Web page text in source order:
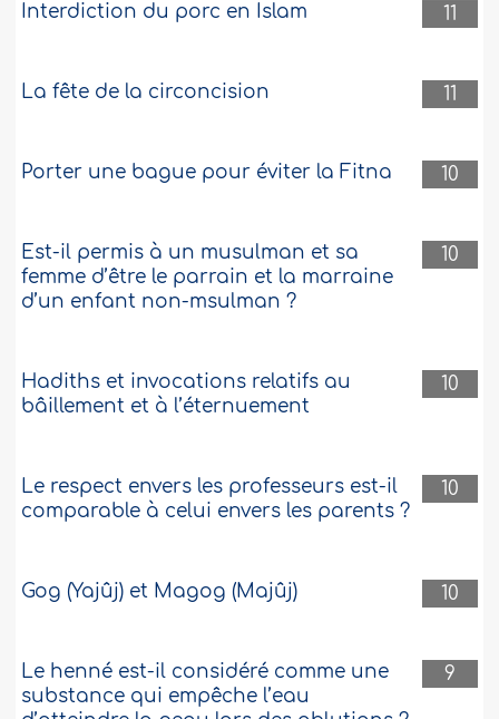
11
Interdiction du porc en Islam
11
La fête de la circoncision
10
Porter une bague pour éviter la Fitna
10
Est-il permis à un musulman et sa
femme d’être le parrain et la marraine
d’un enfant non-msulman ?
10
Hadiths et invocations relatifs au
bâillement et à l’éternuement
10
Le respect envers les professeurs est-il
comparable à celui envers les parents ?
10
Gog (Yajûj) et Magog (Majûj)
9
Le henné est-il considéré comme une
substance qui empêche l’eau